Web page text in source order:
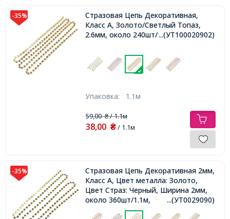
-35%
Стразовая Цепь Декоративная,
Класс А, Золото/Светлый Топаз,
2.6мм, около 240шт/1.1м,...(УТ100020902)
Упаковка: 1.1м
59,00₴/ 1.1м
38,00 ₴/ 1.1м
-35%
Стразовая Цепь Декоративная 2мм,
Класс А, Цвет металла: Золото,
Цвет Страз: Черный, Ширина 2мм,
около 360шт/1.1м,
...(УТ0029090)